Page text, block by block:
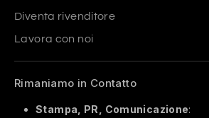
Diventa rivenditore
Lavora con noi
Rimaniamo in Contatto
Stampa, PR, Comunicazione: